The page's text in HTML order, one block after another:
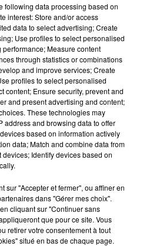
Brive-la-Gaillarde
Administratif
gestion (H/F).
recherche un Assistant
et physique, gérer la
et livraisons, valider les
expéditions et les chantiers.
an sur un poste similaire est
following data processing based on
interest: Store and/or access
data to select advertising; Create
Use profiles to select personalised
Measure content
through statistics or combinations
and improve services; Create
profiles to select personalised
content; Ensure security, prevent and
and present advertising and content;
These technologies may
address and browsing data to offer
based on information actively
data; Match and combine data from
Identify devices based on
sur "Accepter et fermer", ou affiner en
dans "Gérer mes choix".
cliquant sur "Continuer sans
que pour ce site. Vous
retirer votre consentement à tout
situé en bas de chaque page.